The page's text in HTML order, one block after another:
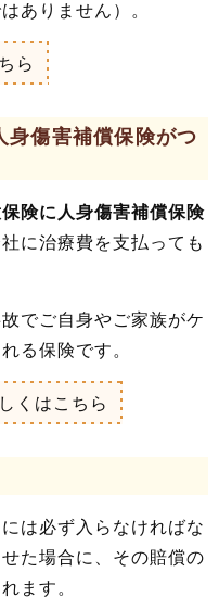
ありません）。
ら
傷害補償保険がつ
険に人身傷害補償保険
に治療費を支払っても
でご自身やご家族がケ
る保険です。
くはこちら
は必ず入らなければな
た場合に、その賠償の
ます。